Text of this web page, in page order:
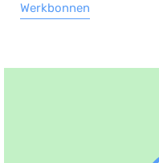
Werkbonnen